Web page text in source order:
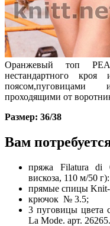
Оранжевый топ
нестандартного
проходящими от
Размер: 36/38
Вам
пряжа Filatura di
вискоза, 110 м/50
прямые спицы
крючок № 3.5;
3 пуговицы цвета
La Mode. арт. 26265.